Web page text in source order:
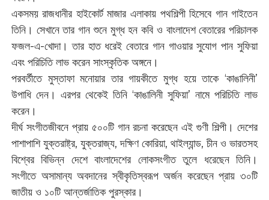
একসময় রাজধানীর হাইকোর্ট মাজার এলাকায় পথশিল্পী হিসেবে গান গাইতেন
তিনি। সেখানে তার গান শুনে মুগ্ধ হন কবি ও বাংলাদেশ বেতারের পরিচালক
ফজল-এ-খোদা। তার হাত ধরেই বেতারে গান গাওয়ার সুযোগ পান সুফিয়া
এবং পরিচিতি লাভ করেন সাংস্কৃতিক অঙ্গনে।
পরবর্তীতে মুস্তাফা মনোয়ার তার গায়কীতে মুগ্ধ হয়ে তাকে ‘কাঙালিনী’
উপাধি দেন। এরপর থেকেই তিনি ‘কাঙালিনী সুফিয়া’ নামে পরিচিতি লাভ
করেন।
দীর্ঘ সংগীতজীবনে প্রায় ৫০০টি গান রচনা করেছেন এই গুণী শিল্পী। দেশের
পাশাপাশি যুক্তরাষ্ট্র, যুক্তরাজ্য, দক্ষিণ কোরিয়া, থাইল্যান্ড, চীন ও ভারতসহ
বিশ্বের বিভিন্ন দেশে বাংলাদেশের লোকসংগীত তুলে ধরেছেন তিনি।
সংগীতে অসামান্য অবদানের স্বীকৃতিস্বরূপ অর্জন করেছেন প্রায় ৩০টি
জাতীয় ও ১০টি আন্তর্জাতিক পুরস্কার।